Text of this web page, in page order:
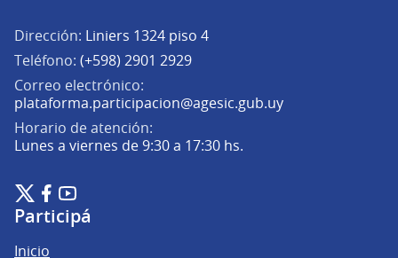
Dirección: Liniers 1324 piso 4
Teléfono: (+598) 2901 2929
Correo electrónico:
plataforma.participacion@agesic.gub.uy(Abrir en una
Horario de atención:
Lunes a viernes de 9:30 a 17:30 hs.
Plataforma de Participación Ciudadana Digital en X
(Enlace externo)
Plataforma de Participación Ciudadana Digital en Facebook
(Enlace externo)
Plataforma de Participación Ciudadana Digital en
(Enlace externo)
Participá
Inicio